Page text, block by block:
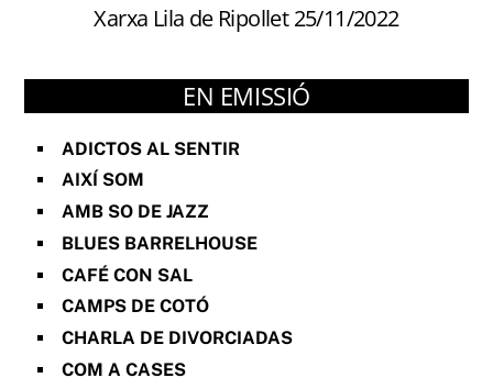
Xarxa Lila de Ripollet 25/11/2022
EN EMISSIÓ
ADICTOS AL SENTIR
AIXÍ SOM
AMB SO DE JAZZ
BLUES BARRELHOUSE
CAFÉ CON SAL
CAMPS DE COTÓ
CHARLA DE DIVORCIADAS
COM A CASES